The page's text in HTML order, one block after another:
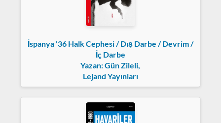
İspanya '36 Halk Cephesi / Dış Darbe / Devrim /
İç Darbe
Yazan: Gün Zileli,
Lejand Yayınları